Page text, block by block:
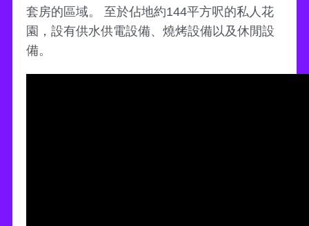
套房的區域。 至於佔地約144平方呎的私人花
園，設有供水供電設備、燒烤設備以及休閒設
備。